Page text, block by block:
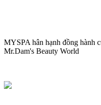
MYSPA hân hạnh đồng hành
Mr.Dam's Beauty World